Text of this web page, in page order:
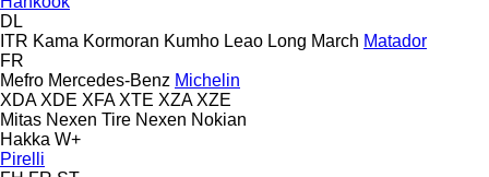
DL
ITR Kama Kormoran Kumho Leao Long March Matador
FR
Mefro Mercedes-Benz Michelin
XDA XDE XFA XTE XZA XZE
Mitas Nexen Tire Nexen Nokian
Hakka W+
Pirelli